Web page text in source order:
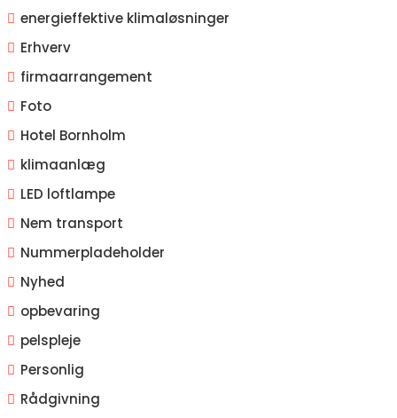
energieffektive klimaløsninger
Erhverv
firmaarrangement
Foto
Hotel Bornholm
klimaanlæg
LED loftlampe
Nem transport
Nummerpladeholder
Nyhed
opbevaring
pelspleje
Personlig
Rådgivning